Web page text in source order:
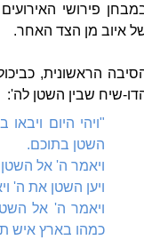
פירושי
איוב מן הצד האחר.
הראשונית,
שיח שבין השטן לה':
"ויהי היום
השטן בתוכם.
ויאמר ה' אל
ויען השטן את ה'
ויאמר ה' אל
כמהו בארץ איש